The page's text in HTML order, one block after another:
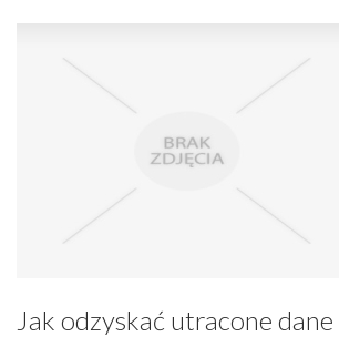
Jak odzyskać utracone